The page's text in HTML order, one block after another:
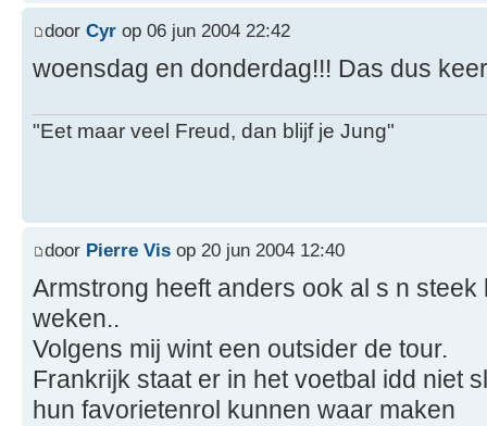
door Cyr op 06 jun 2004 22:42
woensdag en donderdag!!! Das dus
"Eet maar veel Freud, dan blijf je Jung"
door Pierre Vis op 20 jun 2004 12:40
Armstrong heeft anders ook al s n
weken..
Volgens mij wint een outsider de tour.
Frankrijk staat er in het voetbal idd niet
hun favorietenrol kunnen waar maken